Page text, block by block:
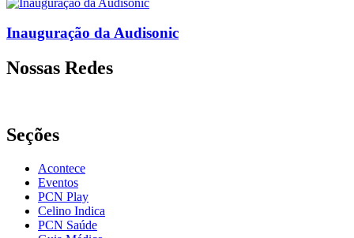
Inauguração da Audisonic
Nossas Redes
Seções
Acontece
Eventos
PCN Play
Celino Indica
PCN Saúde